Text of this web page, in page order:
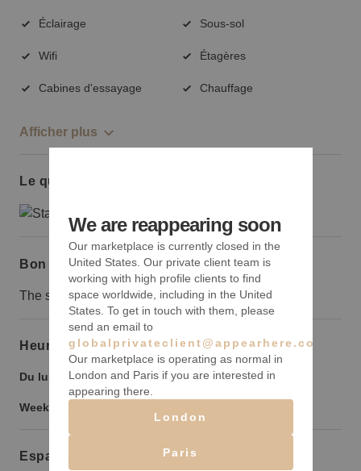
Éclairage Sous-sol
Wifi Étagères
Cabines d'essayage Chauffage
Afficher plus
Le quartier
Bon à savoir
The space has a narrow frontage
Heures d’ouverture
Du lundi au vendredi : 8:00 -22:00
Weekend :
Espaces similaires
We are reappearing soon
Our marketplace is currently closed in the
United States. Our private client team is
working with high profile clients to find
space worldwide, including in the United
States. To get in touch with them, please
send an email to
globalprivateclient@appearhere.co.uk
Our marketplace is operating as normal in
London and Paris if you are interested in
appearing there.
London
Paris